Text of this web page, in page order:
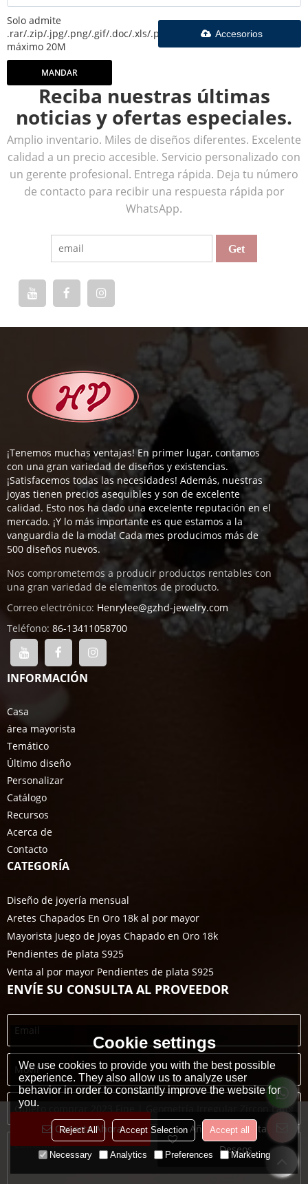
Conecta Ahora
Añadir A La Lista De
Deseos
Solo admite
.rar/.zip/.jpg/.png/.gif/.doc/.xls/.pdf,
máximo 20M
Accesorios
MANDAR
Reciba nuestras últimas
noticias y ofertas especiales.
Amplio inventario. Miles de diseños diferentes. Excelente
calidad a un precio accesible. Servicio personalizado con
un gerente profesional. Entrega rápida. Deja tu número
de contacto para recibir una respuesta rápida por
WhatsApp.
¡Tenemos muchas ventajas! En primer lugar, contamos
con una gran variedad de diseños y existencias.
¡Satisfacemos todas las necesidades! Además, nuestras
joyas tienen precios asequibles y son de excelente
calidad. Esto nos ha dado una excelente reputación en el
mercado. ¡Y lo más importante es que estamos a la
vanguardia de la moda! Cada mes producimos más de
500 diseños nuevos.
Nos comprometemos a producir productos rentables con
una gran variedad de elementos de producto.
Correo electrónico: Henrylee@gzhd-jewelry.com
Teléfono: 86-13411058700
INFORMACIÓN
Casa
área mayorista
Temático
Último diseño
Personalizar
Catálogo
Recursos
Acerca de
Contacto
CATEGORÍA
Diseño de joyería mensual
Aretes Chapados En Oro 18k al por mayor
Mayorista Juego de Joyas Chapado en Oro 18k
Pendientes de plata S925
Venta al por mayor Pendientes de plata S925
ENVÍE SU CONSULTA AL PROVEEDOR
Cookie settings
We use cookies to provide you with the best possible
experience. They also allow us to analyze user
behavior in order to constantly improve the website for
you.
Reject All Accept Selection Accept all
Necessary Analytics Preferences Marketing